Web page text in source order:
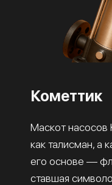
Кометтик
Маскот насосов
как талисман, а
его основе —
ставшая